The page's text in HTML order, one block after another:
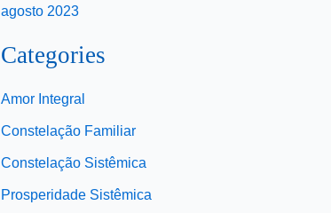
agosto 2023
Categories
Amor Integral
Constelação Familiar
Constelação Sistêmica
Prosperidade Sistêmica